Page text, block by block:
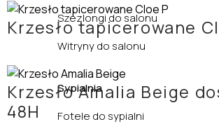
Szezlongi do salonu
Witryny do salonu
Sypialnia
Fotele do sypialni
Krzesło tapicerowane
Krzesło Amalia Beige
48H